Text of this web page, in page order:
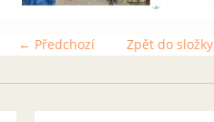
← Předchozí Zpět do složky